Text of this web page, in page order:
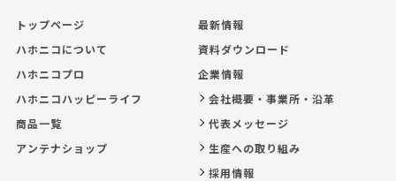
トップページ
ハホニコについて
ハホニコプロ
ハホニコハッピーライフ
商品一覧
アンテナショップ
最新情報
資料ダウンロード
企業情報
会社概要・事業所・沿革
代表メッセージ
生産への取り組み
採用情報